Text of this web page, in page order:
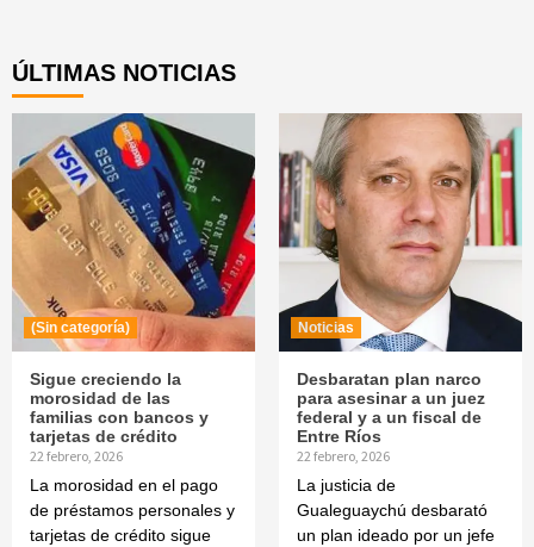
ÚLTIMAS NOTICIAS
(Sin categoría)
Sigue creciendo la
morosidad de las
familias con bancos y
tarjetas de crédito
22 febrero, 2026
La morosidad en el pago
de préstamos personales y
tarjetas de crédito sigue
Noticias
Desbaratan plan narco
para asesinar a un juez
federal y a un fiscal de
Entre Ríos
22 febrero, 2026
La justicia de
Gualeguaychú desbarató
un plan ideado por un jefe